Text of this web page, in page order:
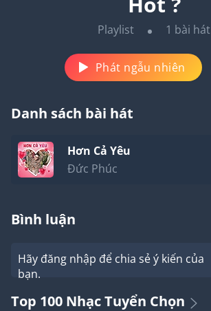
Playlist 1 bài hát
Phát ngẫu nhiên
Danh sách bài hát
Hơn Cả Yêu
Đức Phúc
Bình luận
Hãy đăng nhập để chia sẻ ý kiến của
bạn.
Top 100 Nhạc Tuyển Chọn